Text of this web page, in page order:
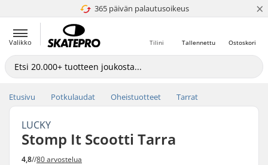
365 päivän palautusoikeus
4.8 / 5 ×
Valikko Ostoskori
Tallennettu
Tilini
Etusivu Potkulaudat Oheistuotteet Tarrat
LUCKY
Stomp It Scootti Tarra
4,8//80 arvostelua